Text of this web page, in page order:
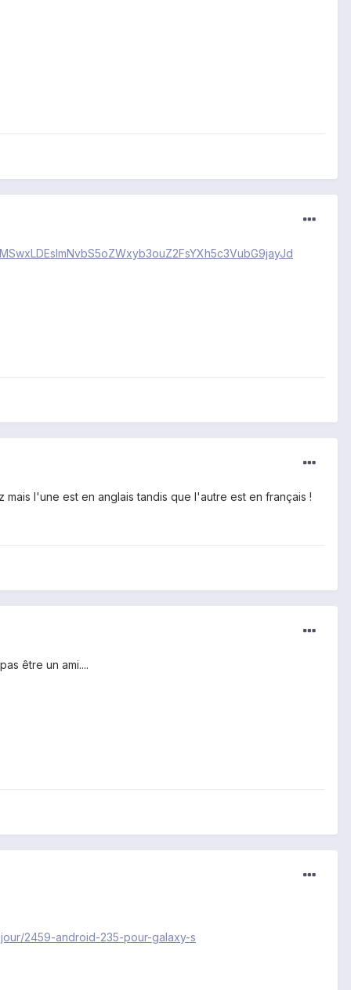
l'une est en anglais tandis que l'autre est en français !
être un ami....
2459-android-235-pour-galaxy-s